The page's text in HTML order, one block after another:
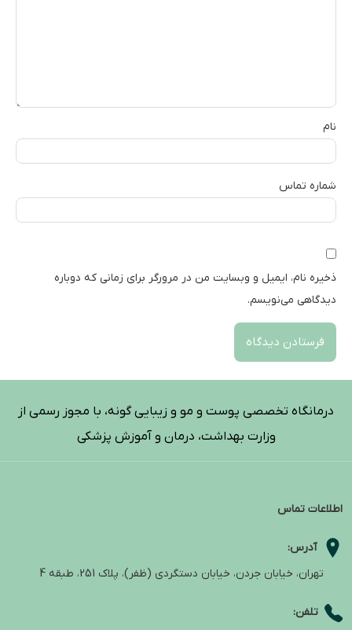
نام
شماره تماس
ذخیره نام، ایمیل و وبسایت من در مرورگر برای زمانی که دوباره
دیدگاهی می‌نویسم.
درمانگاه تخصصی پوست و مو و زیبایی گونه، با مجوز رسمی از
وزارت بهداشت، درمان و آموزش پزشکی
اطلاعات تماس
آدرس:
تهران، خیابان جردن، خیابان دستگردی (ظفر)، پلاک 251، طبقه 4
تلفن: